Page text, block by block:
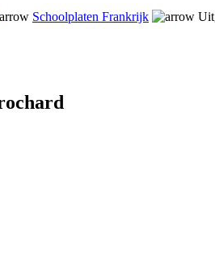
Schoolplaten Frankrijk